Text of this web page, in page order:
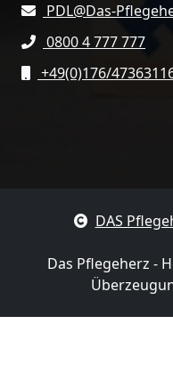
PDL@Das-
0800 4 777 777
+49(0)176/
DAS
Das Pflegeherz -